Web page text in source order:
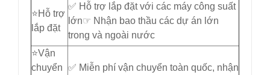
⭐️Hỗ trợ
lắp đặt
✅ Hỗ trợ lắp đặt với các máy công suất
lớn☞ Nhận bao thầu các dự án lớn
trong và ngoài nước
⭐️Vận
chuyển ✅ Miễn phí vận chuyển toàn quốc, nhận